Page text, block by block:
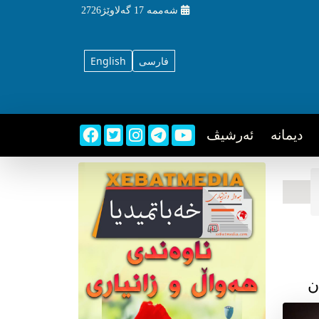
شه‌ممه‌ 17 گه‌لاوێژ2726
English فارسی
دیمانه ئه‌رشیڤ